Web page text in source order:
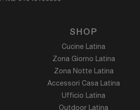
SHOP
Cucine Latina
Zona Giorno Latina
Zona Notte Latina
Accessori Casa Latina
Ufficio Latina
Outdoor Latina